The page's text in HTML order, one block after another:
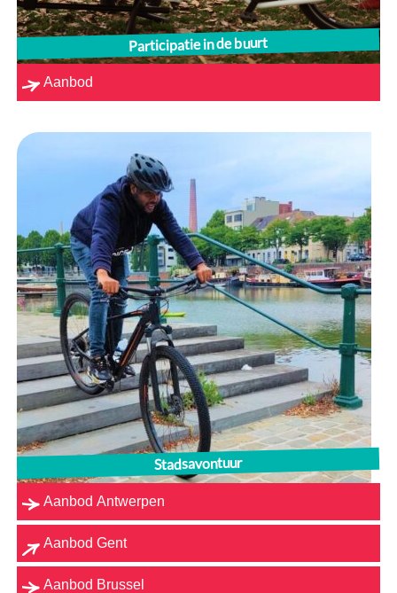
Participatie in de buurt
Aanbod
Stadsavontuur
Aanbod Antwerpen
Aanbod Gent
Aanbod Brussel